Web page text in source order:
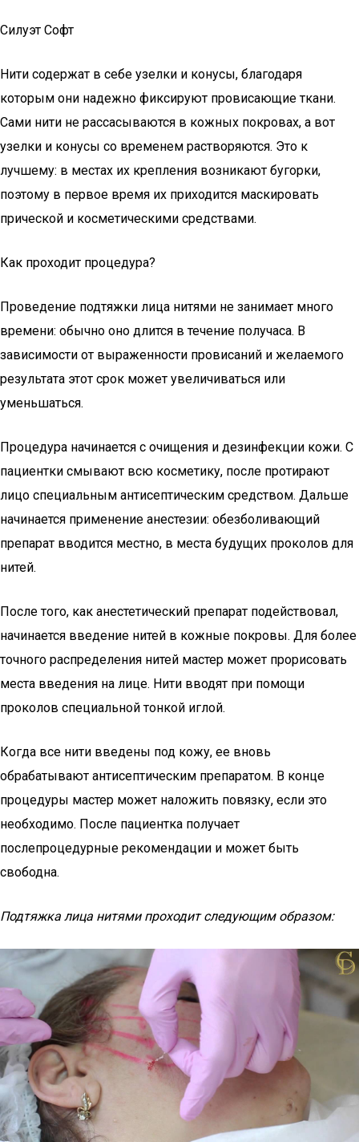
Силуэт Софт
Нити содержат в себе узелки и конусы, благодаря
которым они надежно фиксируют провисающие ткани.
Сами нити не рассасываются в кожных покровах, а вот
узелки и конусы со временем растворяются. Это к
лучшему: в местах их крепления возникают бугорки,
поэтому в первое время их приходится маскировать
прической и косметическими средствами.
Как проходит процедура?
Проведение подтяжки лица нитями не занимает много
времени: обычно оно длится в течение получаса. В
зависимости от выраженности провисаний и желаемого
результата этот срок может увеличиваться или
уменьшаться.
Процедура начинается с очищения и дезинфекции кожи. С
пациентки смывают всю косметику, после протирают
лицо специальным антисептическим средством. Дальше
начинается применение анестезии: обезболивающий
препарат вводится местно, в места будущих проколов для
нитей.
После того, как анестетический препарат подействовал,
начинается введение нитей в кожные покровы. Для более
точного распределения нитей мастер может прорисовать
места введения на лице. Нити вводят при помощи
проколов специальной тонкой иглой.
Когда все нити введены под кожу, ее вновь
обрабатывают антисептическим препаратом. В конце
процедуры мастер может наложить повязку, если это
необходимо. После пациентка получает
послепроцедурные рекомендации и может быть
свободна.
Подтяжка лица нитями проходит следующим образом: